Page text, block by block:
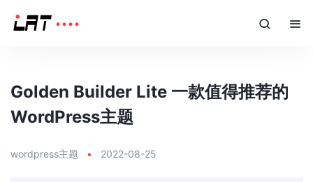
Golden Builder Lite 一款值得推荐的
WordPress主题
wordpress主题 • 2022-08-25